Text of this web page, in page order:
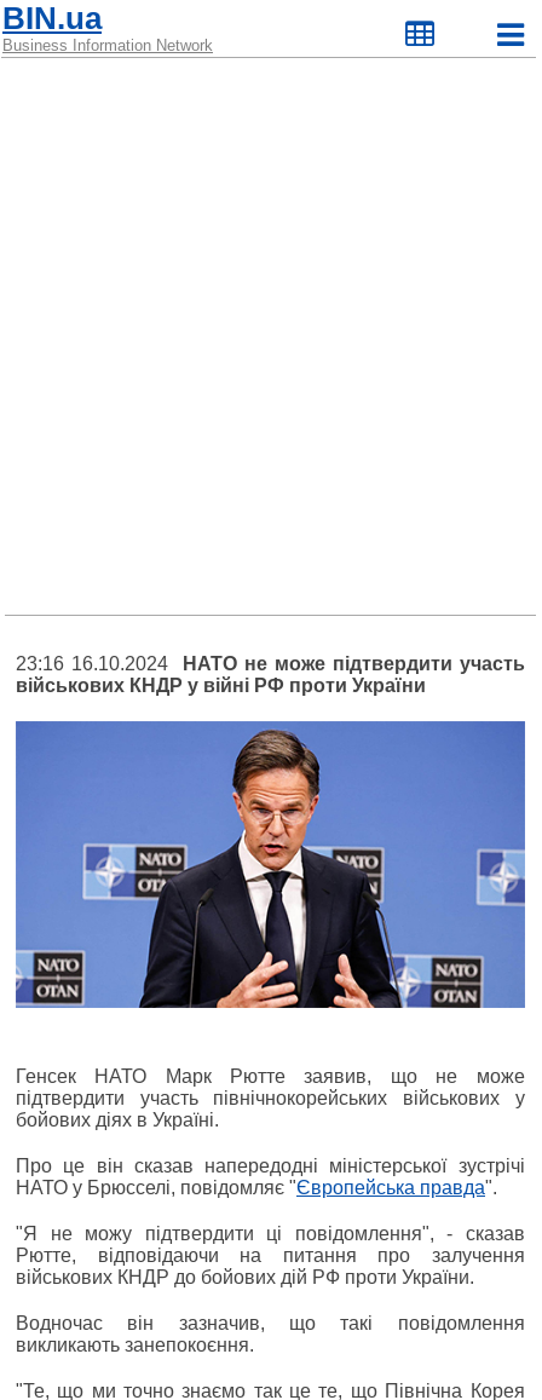
BIN.ua
Business Information Network
23:16 16.10.2024
НАТО не може підтвердити участь
військових КНДР у війні РФ проти України
Генсек НАТО Марк Рютте заявив, що не може
підтвердити участь північнокорейських військових у
бойових діях в Україні.
Про це він сказав напередодні міністерської зустрічі
НАТО у Брюсселі, повідомляє "Європейська правда".
"Я не можу підтвердити ці повідомлення", - сказав
Рютте, відповідаючи на питання про залучення
військових КНДР до бойових дій РФ проти України.
Водночас він зазначив, що такі повідомлення
викликають занепокоєння.
"Те, що ми точно знаємо так це те, що Північна Корея